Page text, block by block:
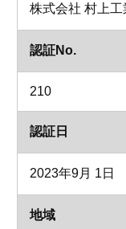
株式会社 村上工
認証No.
210
認証日
2023年9月 1日
地域